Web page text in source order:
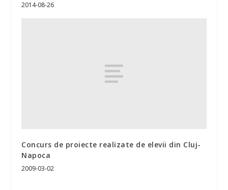
2014-08-26
Concurs de proiecte realizate de elevii din Cluj-
Napoca
2009-03-02